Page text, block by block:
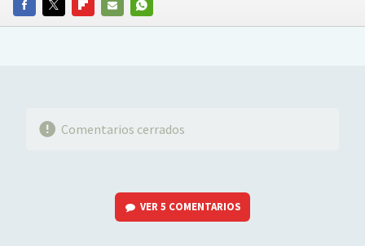
FACEBOOKTWITTERFLIPBOARD
E-
WHATSAPP
Comentarios cerrados
VER5 COMENTARIOS